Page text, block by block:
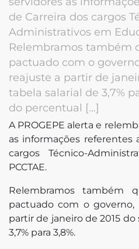
de Carreira dos cargos
Administrativos em
Relembramos também
pactuado com o
reajuste a partir de
tabela salarial de 3,7%
do percentual […]
A PROGEPE alerta e
as informações referentes
cargos Técnico-
PCCTAE.
Relembramos também
pactuado com o governo,
partir de janeiro de 2015
3,7% para 3,8%.